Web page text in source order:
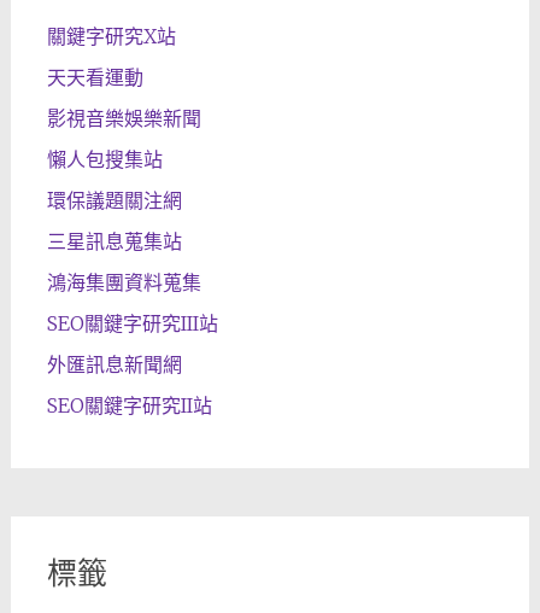
關鍵字研究X站
天天看運動
影視音樂娛樂新聞
懶人包搜集站
環保議題關注網
三星訊息蒐集站
鴻海集團資料蒐集
SEO關鍵字研究III站
外匯訊息新聞網
SEO關鍵字研究II站
標籤